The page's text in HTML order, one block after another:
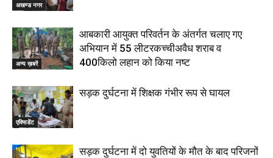
अखण्ड नगर
अन्य ख़बरें
आबकारी आयुक्त परिवर्तन के अंतर्गत चलाए गए
अभियान में 55 लीटरकच्चीअवैध शराब व
400किलो लहान को किया नष्ट
एक्सिडेंट
सड़क दुर्घटना में शिक्षक गंभीर रूप से घायल
सड़क दुर्घटना में दो युवतियों के मौत के बाद परिजनों